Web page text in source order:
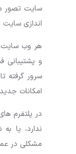
سایت تصور
اندازی سایت
هر وب سایت
و پشتیبانی
سرور گرفته
امکانات
ندارد، یا
مشکلی در